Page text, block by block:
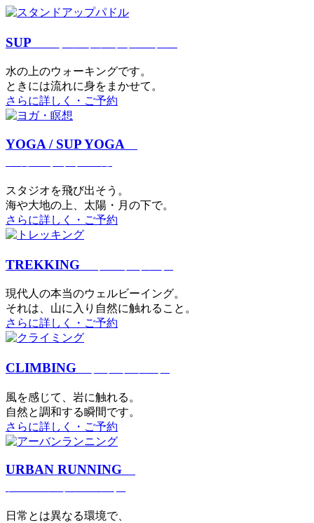
SUP
⽔の上のウォーキングです。
ときには流れに身をまかせて。
さらに詳しく・ご予約
YOGA / SUP YOGA
スタジオを⾶び出そう。
海や大地の上、太陽・⽉の下で。
さらに詳しく・ご予約
TREKKING
現代⼈の本当のウェルビーイング。
それは、⼭に⼊り⾃然に触れること。
さらに詳しく・ご予約
CLIMBING
⾵を感じて、岩に触れる。
⾃然と調和する瞬間です。
さらに詳しく・ご予約
URBAN RUNNING
日常とは異なる環境で、